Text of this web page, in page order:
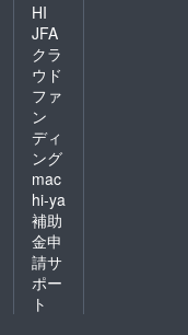
HI
JFA
クラ
ウド
ファ
ン
ディ
ング
mac
hi-ya
補助
金申
請サ
ポー
ト